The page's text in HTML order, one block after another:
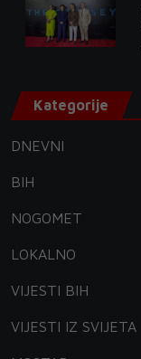
Kategorije
DNEVNI
BIH
NOGOMET
LOKALNO
VIJESTI BIH
VIJESTI IZ SVIJETA